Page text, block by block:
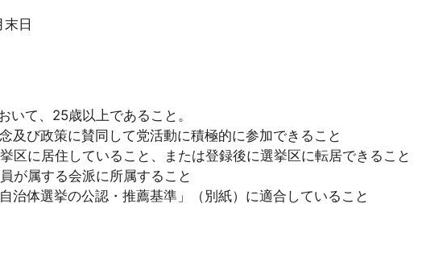
日
て、25歳以上であること。
及び政策に賛同して党活動に積極的に参加できること
区に居住していること、または登録後に選挙区に転居できること
が属する会派に所属すること
治体選挙の公認・推薦基準」（別紙）に適合していること